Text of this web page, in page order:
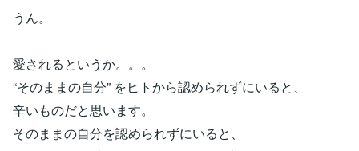
うん。
愛されるというか。。。
“そのままの自分” をヒトから認められずにいると、
辛いものだと思います。
そのままの自分を認められずにいると、